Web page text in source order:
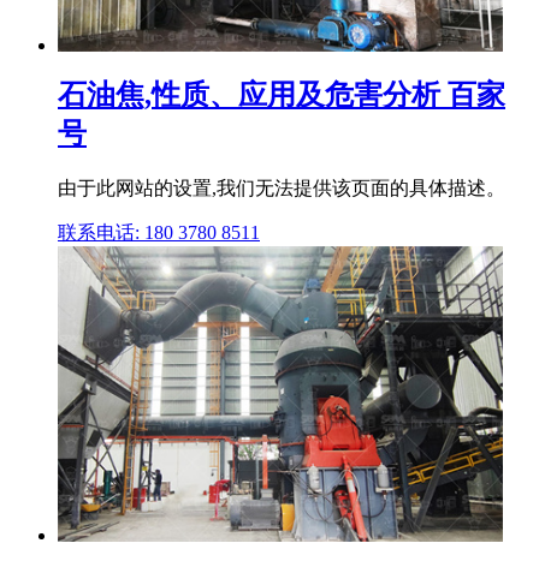
石油焦,性质、应用及危害分析 百家
号
由于此网站的设置,我们无法提供该页面的具体描述。
联系电话: 180 3780 8511